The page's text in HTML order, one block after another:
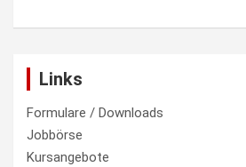
Links
Formulare / Downloads
Jobbörse
Kursangebote